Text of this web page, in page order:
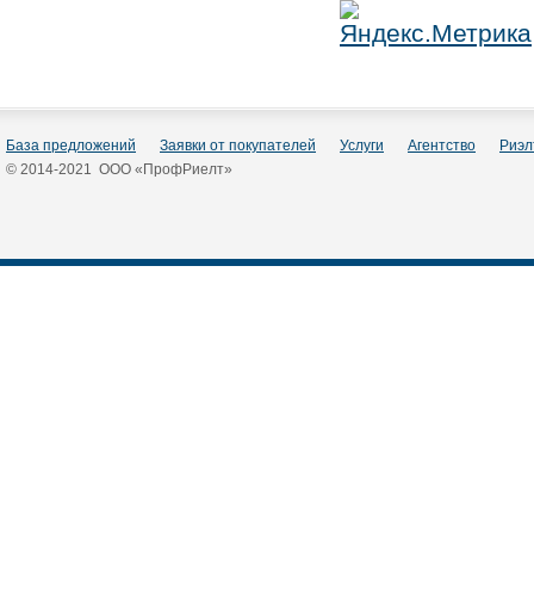
База предложений Заявки от покупателей Услуги Агентство
© 2014-2021 ООО «ПрофРиелт»